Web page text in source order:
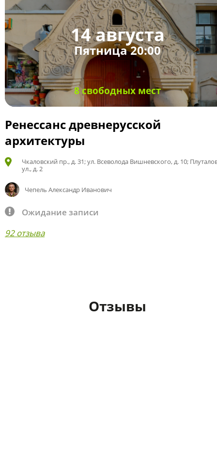
14 августа
Пятница 20:00
8 свободных мест
Ренессанс древнерусской
архитектуры
Чкаловский пр., д. 31; ул. Всеволода Вишневского, д. 10;
ул., д. 2
Чепель Александр Иванович
Ожидание записи
92 отзыва
Отзывы